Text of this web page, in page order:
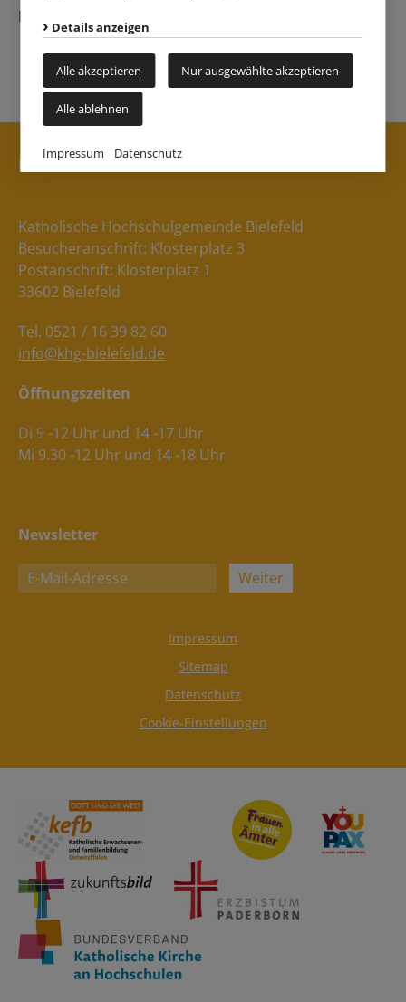
Details anzeigen
Alle akzeptieren Nur ausgewählte akzeptieren
Alle ablehnen
Impressum Datenschutz
Privat
Kontakt
Katholische Hochschulgemeinde Bielefeld
Besucheranschrift: Klosterplatz 3
Postanschrift: Klosterplatz 1
33602 Bielefeld
Tel. 0521 / 16 39 82 60
info@khg-bielefeld.de
Öffnungszeiten
Di 9 -12 Uhr und 14 -17 Uhr
Mi 9.30 -12 Uhr und 14 -18 Uhr
Newsletter
Weiter
Impressum
Sitemap
Datenschutz
Cookie-Einstellungen